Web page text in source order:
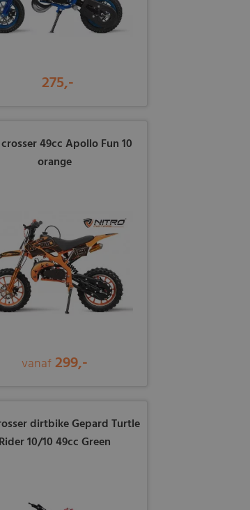
275,-
49cc Apollo Fun 10
orange
vanaf299,-
dirtbike Gepard Turtle
Rider 10/10 49cc Green